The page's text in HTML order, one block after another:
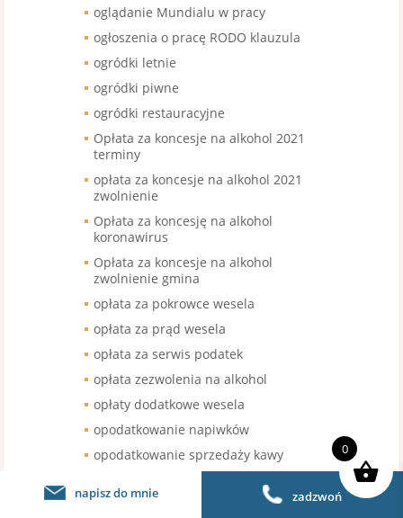
oglądanie Mundialu w pracy
ogłoszenia o pracę RODO klauzula
ogródki letnie
ogródki piwne
ogródki restauracyjne
Opłata za koncesje na alkohol 2021
terminy
opłata za koncesje na alkohol 2021
zwolnienie
Opłata za koncesję na alkohol
koronawirus
Opłata za koncesje na alkohol
zwolnienie gmina
opłata za pokrowce wesela
opłata za prąd wesela
opłata za serwis podatek
opłata zezwolenia na alkohol
opłaty dodatkowe wesela
opodatkowanie napiwków
opodatkowanie sprzedaży kawy
organizacja pracy w restauracji
napisz do mnie zadzwoń
0